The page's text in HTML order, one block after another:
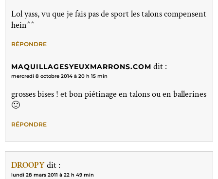
Lol yass, vu que je fais pas de sport les talons compensent
hein^^
RÉPONDRE
MAQUILLAGESYEUXMARRONS.COM dit :
mercredi 8 octobre 2014 à 20 h 15 min
grosses bises ! et bon piétinage en talons ou en ballerines
🙂
RÉPONDRE
DROOPYdit :
lundi 28 mars 2011 à 22 h 49 min